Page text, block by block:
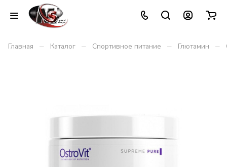
Главная – Каталог – Спортивное питание – Глютамин –